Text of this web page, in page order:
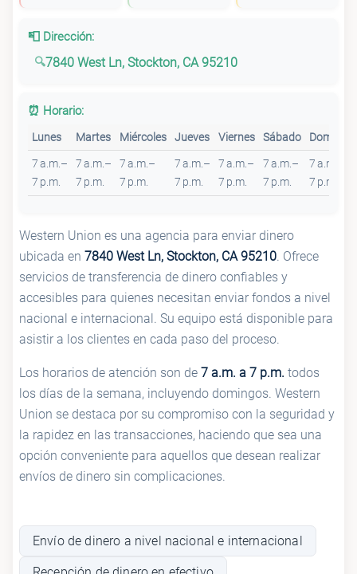
📮 Dirección:
7840 West Ln, Stockton, CA 95210
⏰ Horario:
Lunes Martes Miércoles Jueves Viernes Sábado Domingo
7 a.m.–
7 p.m.
7 a.m.–
7 p.m.
7 a.m.–
7 p.m.
7 a.m.–
7 p.m.
7 a.m.–
7 p.m.
7 a.m.–
7 p.m.
7 a.m.–
7 p.m.
Western Union es una agencia para enviar dinero
ubicada en 7840 West Ln, Stockton, CA 95210. Ofrece
servicios de transferencia de dinero confiables y
accesibles para quienes necesitan enviar fondos a nivel
nacional e internacional. Su equipo está disponible para
asistir a los clientes en cada paso del proceso.
Los horarios de atención son de 7 a.m. a 7 p.m. todos
los días de la semana, incluyendo domingos. Western
Union se destaca por su compromiso con la seguridad y
la rapidez en las transacciones, haciendo que sea una
opción conveniente para aquellos que desean realizar
envíos de dinero sin complicaciones.
Envío de dinero a nivel nacional e internacional